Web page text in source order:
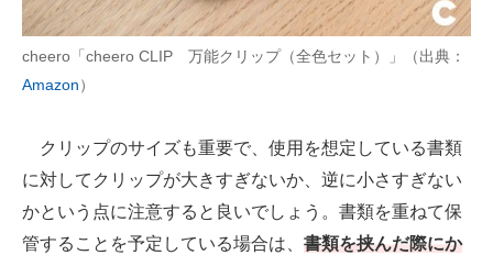
cheero「cheero CLIP 万能クリップ（全色セット）」（出典：
Amazon）
クリップのサイズも重要で、使用を想定している書類
に対してクリップが大きすぎないか、逆に小さすぎない
かという点に注意すると良いでしょう。書類を重ねて保
管することを予定している場合は、 書類を挟んだ際にか